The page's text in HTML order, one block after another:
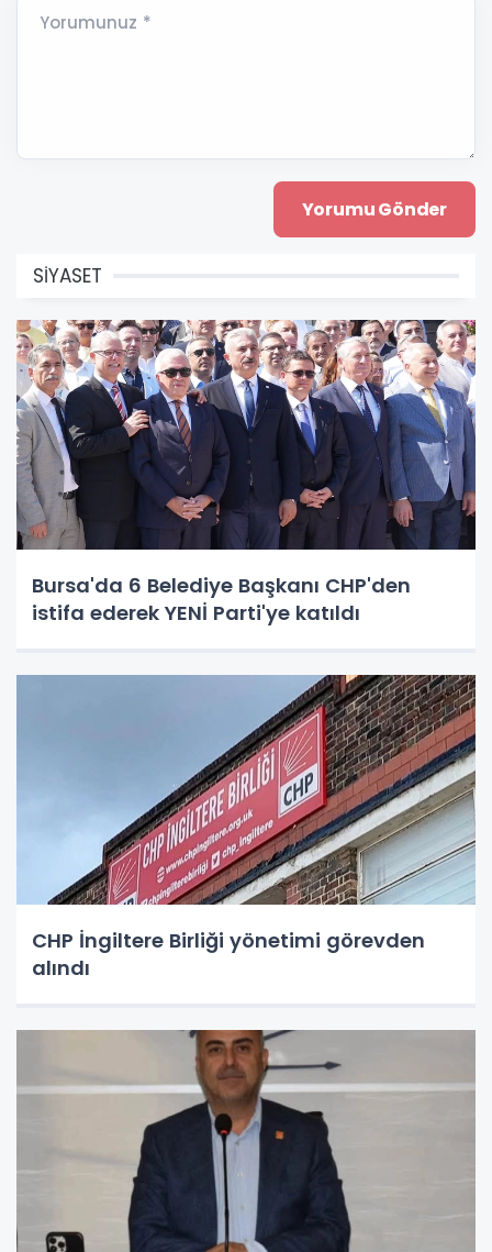
Yorumunuz *
SİYASET
Bursa'da 6 Belediye Başkanı CHP'den
istifa ederek YENİ Parti'ye katıldı
CHP İngiltere Birliği yönetimi görevden
alındı